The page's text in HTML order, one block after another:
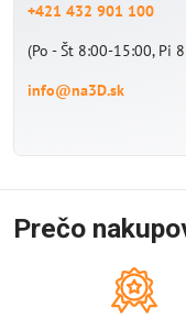
+421 432 901 100
(Po - Št 8:00-15:00, Pi
info@na3D.sk
Prečo